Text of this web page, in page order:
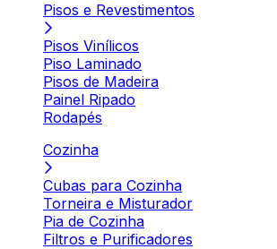
Pisos e Revestimentos
Pisos Vinílicos
Piso Laminado
Pisos de Madeira
Painel Ripado
Rodapés
Cozinha
Cubas para Cozinha
Torneira e Misturador
Pia de Cozinha
Filtros e Purificadores